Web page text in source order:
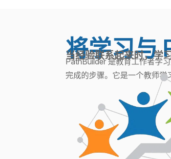
将学习与
当经验联系起来时，学
PathBuilder 是教育工作者学
完成的步骤。它是一个教师